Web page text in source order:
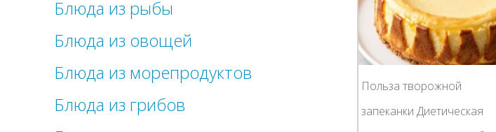
Блюда из рыбы
Блюда из овощей
Блюда из морепродуктов
Блюда из грибов
Польза творожной
запеканки Диетическая